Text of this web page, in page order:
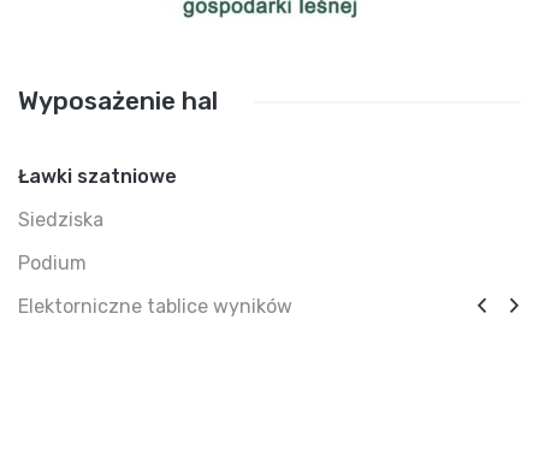
Wyposażenie hal
Ławki szatniowe
Siedziska
Podium
Elektorniczne tablice wyników